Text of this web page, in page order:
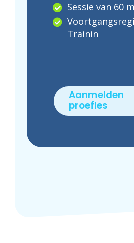
Sessie van 60
Trainin
Aanmelden
proefles